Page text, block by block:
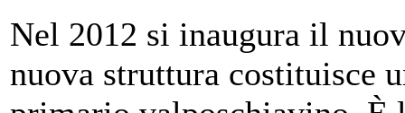
Nel 2012 si inaugura il
nuova struttura costituisce